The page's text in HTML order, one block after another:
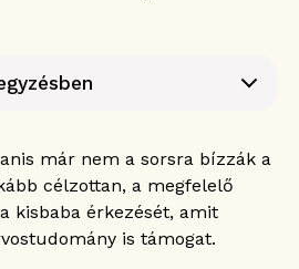
főbb pontjai
állapotfelmérés
kezelések
már nem a sorsra bízzák a
célzottan, a megfelelő
kisbaba érkezését, amit
is támogat.